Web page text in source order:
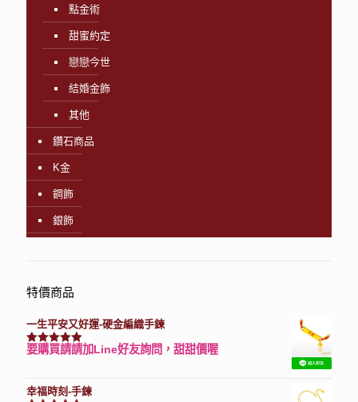
點金術
甜蜜約定
戀戀今世
結婚金飾
其他
鑽石商品
K金
鋼飾
銀飾
特價商品
一生平安又好運-硬金編織手鍊
評分7740滿分 5
要購買請請加Line好友詢問，甜甜價喔
幸福時刻-手鍊